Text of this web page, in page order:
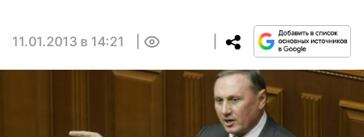
11.01.2013 в 14:21